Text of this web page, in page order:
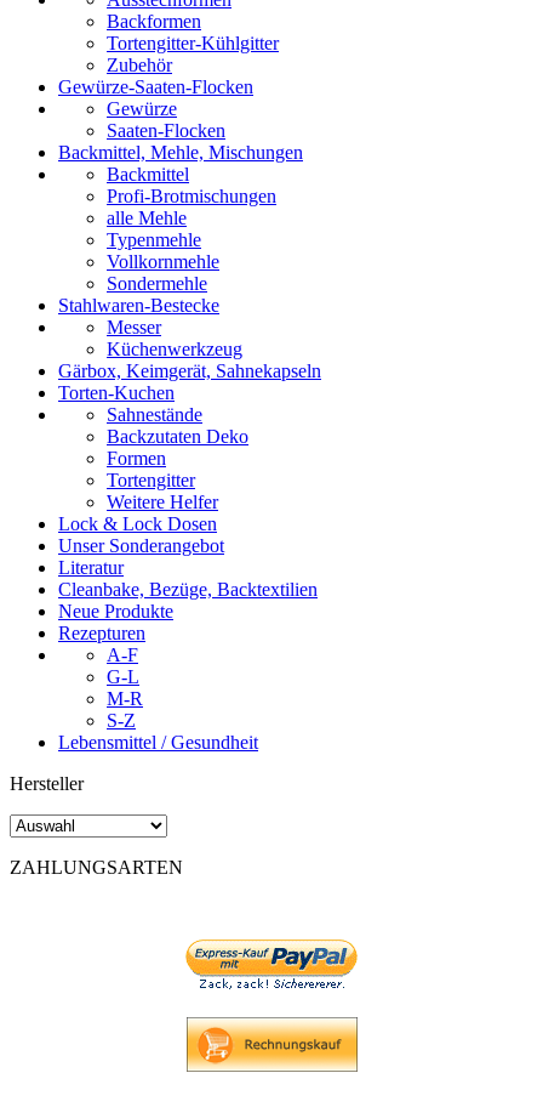
Backformen
Tortengitter-Kühlgitter
Zubehör
Gewürze-Saaten-Flocken
Gewürze
Saaten-Flocken
Backmittel, Mehle, Mischungen
Backmittel
Profi-Brotmischungen
alle Mehle
Typenmehle
Vollkornmehle
Sondermehle
Stahlwaren-Bestecke
Messer
Küchenwerkzeug
Gärbox, Keimgerät, Sahnekapseln
Torten-Kuchen
Sahnestände
Backzutaten Deko
Formen
Tortengitter
Weitere Helfer
Lock & Lock Dosen
Unser Sonderangebot
Literatur
Cleanbake, Bezüge, Backtextilien
Neue Produkte
Rezepturen
A-F
G-L
M-R
S-Z
Lebensmittel / Gesundheit
Hersteller
ZAHLUNGSARTEN